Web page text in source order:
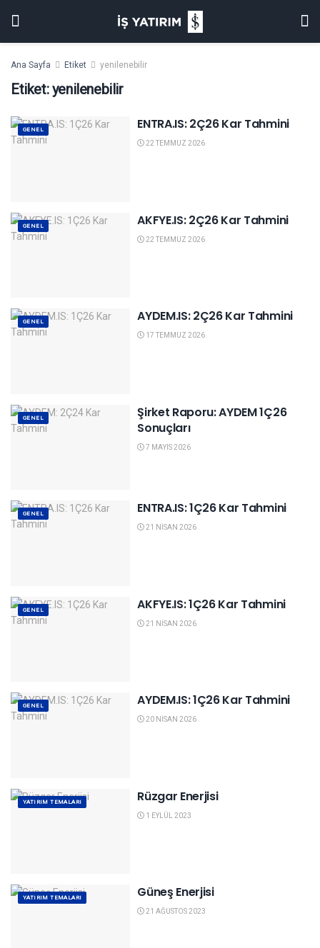
Ana Sayfa Etiket yenilenebilir
Etiket:yenilenebilir
GENEL ENTRA.IS: 2Ç26 Kar Tahmini
22 TEMMUZ 2026
GENEL AKFYE.IS: 2Ç26 Kar Tahmini
22 TEMMUZ 2026
GENEL AYDEM.IS: 2Ç26 Kar Tahmini
17 TEMMUZ 2026
GENEL
Şirket Raporu: AYDEM 1Ç26
Sonuçları
7 MAYIS 2026
GENEL ENTRA.IS: 1Ç26 Kar Tahmini
21 NISAN 2026
GENEL AKFYE.IS: 1Ç26 Kar Tahmini
21 NISAN 2026
GENEL AYDEM.IS: 1Ç26 Kar Tahmini
20 NISAN 2026
YATIRIM TEMALARI Rüzgar Enerjisi
1 EYLÜL 2023
YATIRIM TEMALARI Güneş Enerjisi
21 AĞUSTOS 2023